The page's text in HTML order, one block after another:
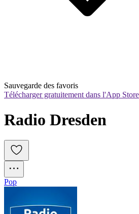
Sauvegarde des favoris
Télécharger gratuitement dans l'App Store
Radio Dresden
Pop